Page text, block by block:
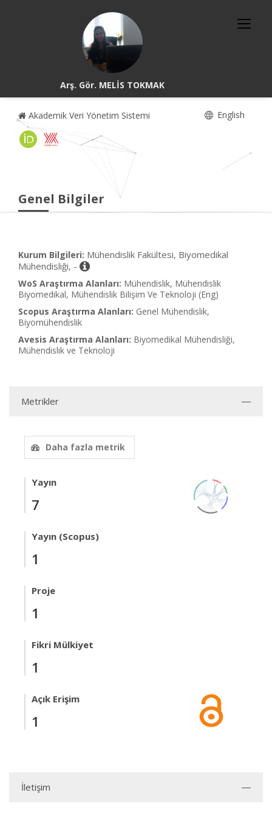
Arş. Gör. MELİS TOKMAK
Akademik Veri Yönetim Sistemi English
Genel Bilgiler
Kurum Bilgileri: Mühendislik Fakültesi, Biyomedikal
Mühendisliği, -
WoS Araştırma Alanları: Mühendislik, Mühendislik
Biyomedikal, Mühendislik Bilişim Ve Teknoloji (Eng)
Scopus Araştırma Alanları: Genel Mühendislik,
Biyomühendislik
Avesis Araştırma Alanları: Biyomedikal Mühendisliği,
Mühendislik ve Teknoloji
Metrikler
Daha fazla metrik
Yayın
7
Yayın (Scopus)
1
Proje
1
Fikri Mülkiyet
1
Açık Erişim
1
İletişim